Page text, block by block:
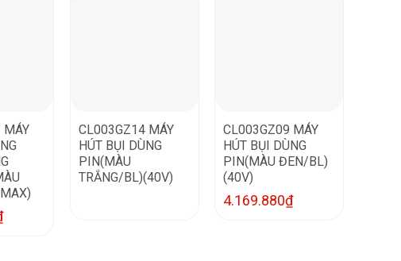
MÁY
CL003GZ14 MÁY
HÚT BỤI DÙNG
PIN(MÀU
TRẮNG/BL)(40V)
CL003GZ09 MÁY
HÚT BỤI DÙNG
PIN(MÀU ĐEN/BL)
(40V)
4.169.880₫